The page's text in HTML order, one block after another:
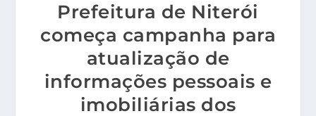
Prefeitura de Niterói
começa campanha para
atualização de
informações pessoais e
imobiliárias dos